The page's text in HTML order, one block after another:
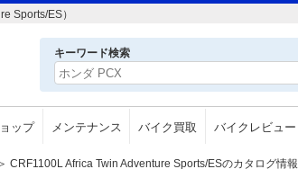
Sports/ES）
キーワード検索
ップ メンテナンス バイク買取 バイクレビュー
＞ CRF1100L Africa Twin Adventure Sports/ESのカタログ情報